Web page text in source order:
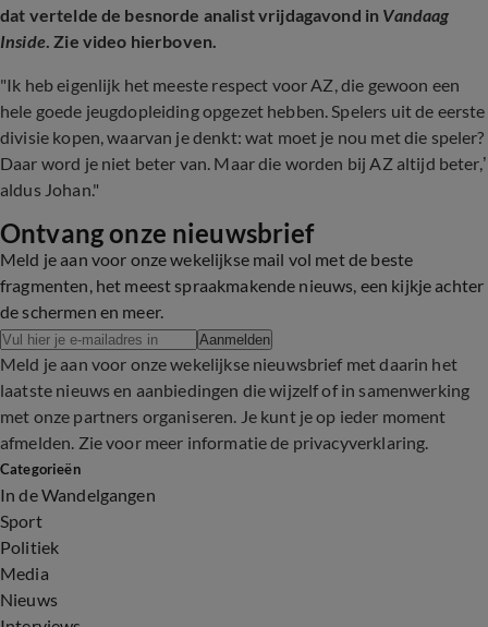
dat vertelde de besnorde analist vrijdagavond in Vandaag
Inside. Zie video hierboven.
"Ik heb eigenlijk het meeste respect voor AZ, die gewoon een
hele goede jeugdopleiding opgezet hebben. Spelers uit de eerste
divisie kopen, waarvan je denkt: wat moet je nou met die speler?
Daar word je niet beter van. Maar die worden bij AZ altijd beter,’
aldus Johan."
Ontvang onze nieuwsbrief
Meld je aan voor onze wekelijkse mail vol met de beste
fragmenten, het meest spraakmakende nieuws, een kijkje achter
de schermen en meer.
Aanmelden
Meld je aan voor onze wekelijkse nieuwsbrief met daarin het
laatste nieuws en aanbiedingen die wijzelf of in samenwerking
met onze partners organiseren. Je kunt je op ieder moment
afmelden. Zie voor meer informatie de privacyverklaring.
Categorieën
In de Wandelgangen
Sport
Politiek
Media
Nieuws